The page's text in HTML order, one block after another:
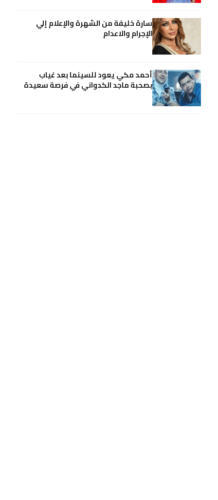
سارة خليفة من الشهرة والإعلام إلي
الإجرام والاعدام
أحمد مكي يعود للسينما بعد غياب
بصحبة ماجد الكدواني في فرصة سعيدة